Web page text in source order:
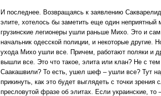
И последнее. Возвращаясь к заявлению
элите, хотелось бы заметить еще один неприятный
грузинские легионеры ушли раньше Михо. Это и
начальник одесской полиции, и некоторые другие.
ухода Михо ушли все. Причем, работают поляки и
вышли все. Это что такое, элита или клан? Не с
Саакашвили? То есть, ушел шеф – ушли все? Тут
прикинуть, как это будет выглядеть с точки зрения
пресловутой фразе об элитах. Если украинские, то